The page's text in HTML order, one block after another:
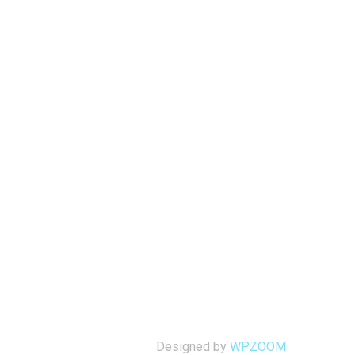
Designed by WPZOOM